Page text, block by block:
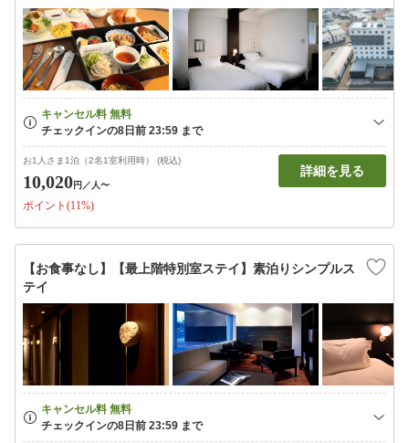
お1人さま1泊（2名1室利用時） (税込)
10,020円 ／人〜
ポイント(11%)
詳細を見る
【お食事なし】【最上階特別室ステイ】素泊りシンプルス
テイ